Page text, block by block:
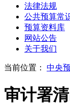
法律法规
公共预算常
预算资料库
网站公告
关于我们
当前位置： 中央
审计署